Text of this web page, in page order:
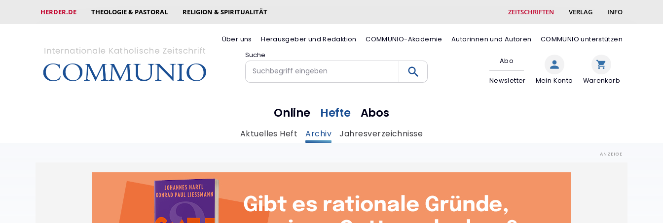
HERDER.DE THEOLOGIE & PASTORAL RELIGION & SPIRITUALITÄT ZEITSCHRIFTEN VERLAG INFO
Über uns Herausgeber und Redaktion COMMUNIO-Akademie Autorinnen und Autoren
COMMUNIO unterstützen
Suche
Abo
Newsletter Mein Konto Warenkorb
Online Hefte Abos
Aktuelles Heft Archiv Jahresverzeichnisse